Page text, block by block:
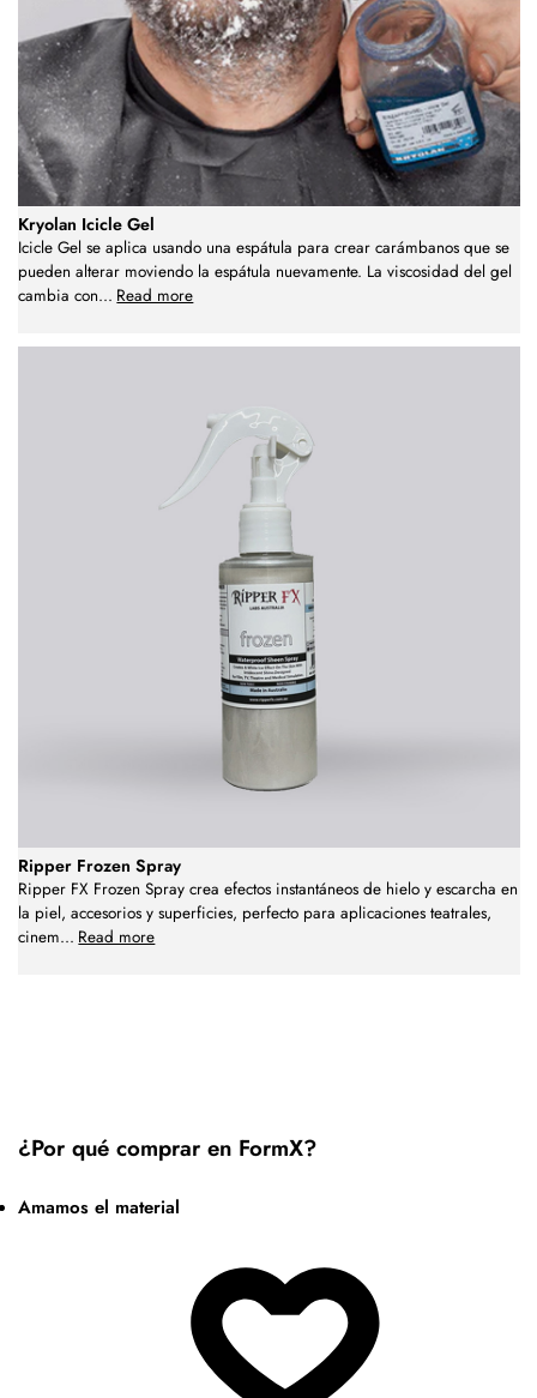
Kryolan Icicle Gel
Icicle Gel se aplica usando una espátula para crear carámbanos que se
pueden alterar moviendo la espátula nuevamente. La viscosidad del gel
cambia con... Read more
Ripper Frozen Spray
Ripper FX Frozen Spray crea efectos instantáneos de hielo y escarcha en
la piel, accesorios y superficies, perfecto para aplicaciones teatrales,
cinem... Read more
¿Por qué comprar en FormX?
Amamos el material